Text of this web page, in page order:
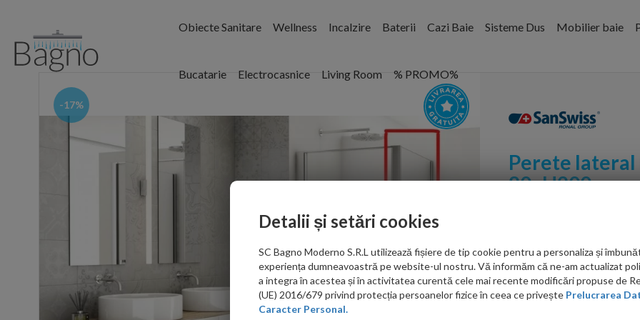
Obiecte Sanitare Wellness Incalzire Baterii Cazi Baie Sisteme Dus Mobilier baie
Bucatarie Electrocasnice Living Room % PROMO%
-17%
Perete lateral
80xH200 cm
PRP: 767.00 RON
639.00 RON
Ati gasit in alta
Detalii și setări cookies
SC Bagno Moderno S.R.L utilizează fișiere de tip cookie pentru a personaliza și
experiența dumneavoastră pe website-ul nostru. Vă informăm că ne-am actualizat
a integra în acestea și în activitatea curentă cele mai recente modificări propuse de
(UE) 2016/679 privind protecția persoanelor fizice în ceea ce privește Prelucrarea
Caracter Personal.